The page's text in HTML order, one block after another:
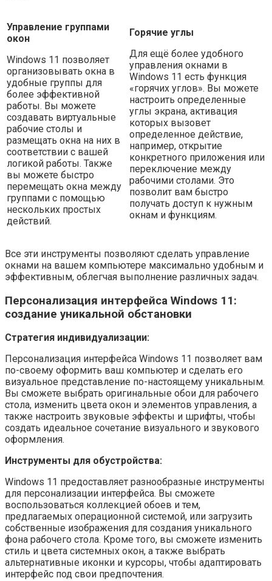
Управление группами
окон
Windows 11 позволяет
организовывать окна в
удобные группы для
более эффективной
работы. Вы можете
создавать виртуальные
рабочие столы и
размещать окна на них в
соответствии с вашей
логикой работы. Также
вы можете быстро
перемещать окна между
группами с помощью
нескольких простых
действий.
Горячие углы
Для ещё более удобного
управления окнами в
Windows 11 есть функция
«горячих углов». Вы можете
настроить определенные
углы экрана, активация
которых вызовет
определенное действие,
например, открытие
конкретного приложения или
переключение между
рабочими столами. Это
позволит вам быстро
получать доступ к нужным
окнам и функциям.
Все эти инструменты позволяют сделать управление
окнами на вашем компьютере максимально удобным и
эффективным, облегчая выполнение различных задач.
Персонализация интерфейса Windows 11:
создание уникальной обстановки
Стратегия индивидуализации:
Персонализация интерфейса Windows 11 позволяет вам
по-своему оформить ваш компьютер и сделать его
визуальное представление по-настоящему уникальным.
Вы сможете выбрать оригинальные обои для рабочего
стола, изменить цвета окон и элементов управления, а
также настроить звуковые эффекты и шрифты, чтобы
создать идеальное сочетание визуального и звукового
оформления.
Инструменты для обустройства:
Windows 11 предоставляет разнообразные инструменты
для персонализации интерфейса. Вы сможете
воспользоваться коллекцией обоев и тем,
предлагаемых операционной системой, или загрузить
собственные изображения для создания уникального
фона рабочего стола. Кроме того, вы сможете изменить
стиль и цвета системных окон, а также выбрать
альтернативные иконки и курсоры, чтобы адаптировать
интерфейс под свои предпочтения.